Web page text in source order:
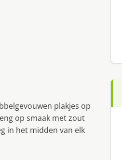
plakjes op
op smaak met zout
in het midden van elk